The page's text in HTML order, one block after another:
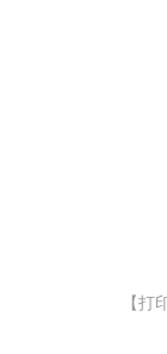
【打